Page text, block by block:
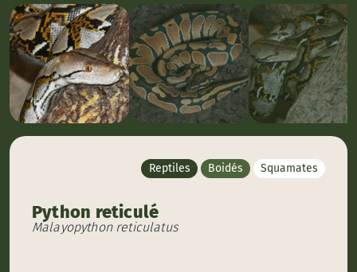
Reptiles Boidés Squamates
Python reticulé
Malayopython reticulatus